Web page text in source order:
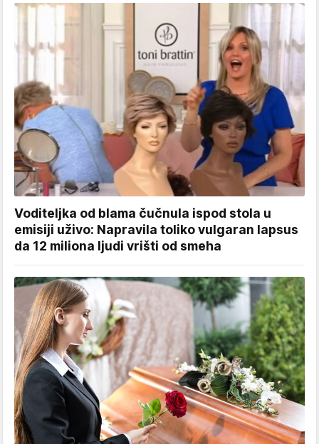
Voditeljka od blama čučnula ispod stola u
emisiji uživo: Napravila toliko vulgaran lapsus
da 12 miliona ljudi vrišti od smeha